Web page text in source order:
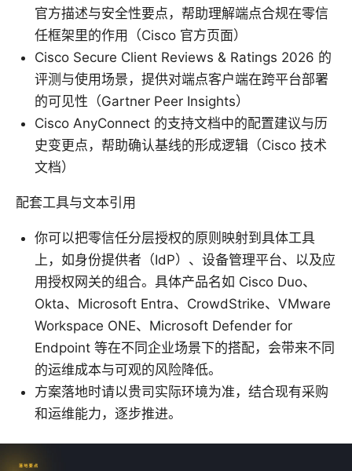
官方描述与安全性要点，帮助理解端点合规在零信
任框架里的作用（Cisco 官方页面）
Cisco Secure Client Reviews & Ratings 2026 的
评测与使用场景，提供对端点客户端在跨平台部署
的可见性（Gartner Peer Insights）
Cisco AnyConnect 的支持文档中的配置建议与历
史变更点，帮助确认基线的形成逻辑（Cisco 技术
文档）
配套工具与文本引用
你可以把零信任分层授权的原则映射到具体工具
上，如身份提供者（IdP）、设备管理平台、以及应
用授权网关的组合。具体产品名如 Cisco Duo、
Okta、Microsoft Entra、CrowdStrike、VMware
Workspace ONE、Microsoft Defender for
Endpoint 等在不同企业场景下的搭配，会带来不同
的运维成本与可观的风险降低。
方案落地时请以贵司实际环境为准，结合现有采购
和运维能力，逐步推进。